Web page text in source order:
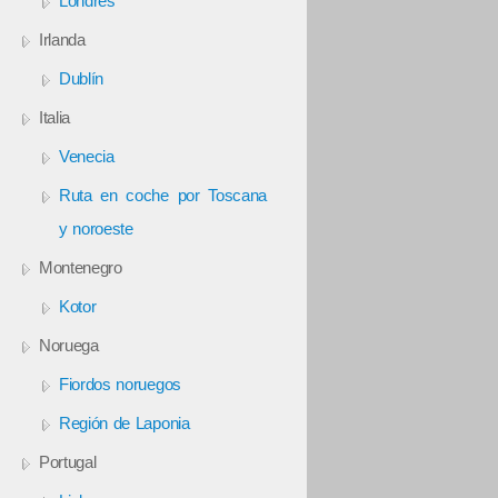
Irlanda
Dublín
Italia
Venecia
Ruta en coche por Toscana
y noroeste
Montenegro
Kotor
Noruega
Fiordos noruegos
Región de Laponia
Portugal